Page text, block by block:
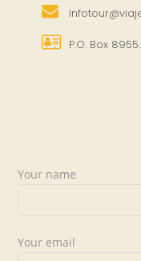
P.O. Box
Your name
Your email